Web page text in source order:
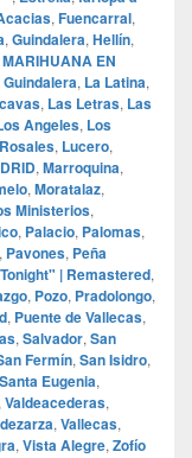
, Fuencarral,
, Guindalera, Hellín,
EN
Guindalera, La Latina,
, Las Letras, Las
Angeles, Los
, Lucero,
, Marroquina,
, Moratalaz,
Ministerios,
, Palacio, Palomas,
, Pavones, Peña
| Remastered,
, Pozo, Pradolongo,
, Puente de Vallecas,
, Salvador, San
Fermín, San Isidro,
Santa Eugenia,
Valdeacederas,
, Vallecas,
, Vista Alegre, Zofío